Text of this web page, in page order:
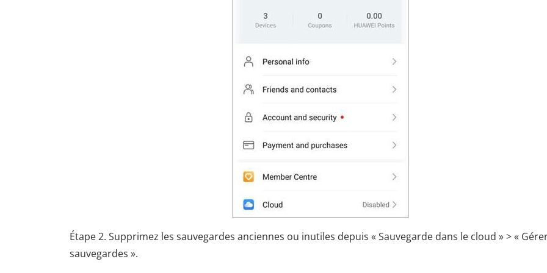
Étape 2. Supprimez les sauvegardes anciennes ou inutiles depuis « Sauvegarde dans le cloud » > «
sauvegardes ».